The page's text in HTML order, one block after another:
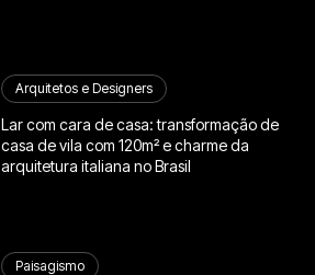
Arquitetos e Designers
Lar com cara de casa: transformação de
casa de vila com 120m² e charme da
arquitetura italiana no Brasil
Paisagismo